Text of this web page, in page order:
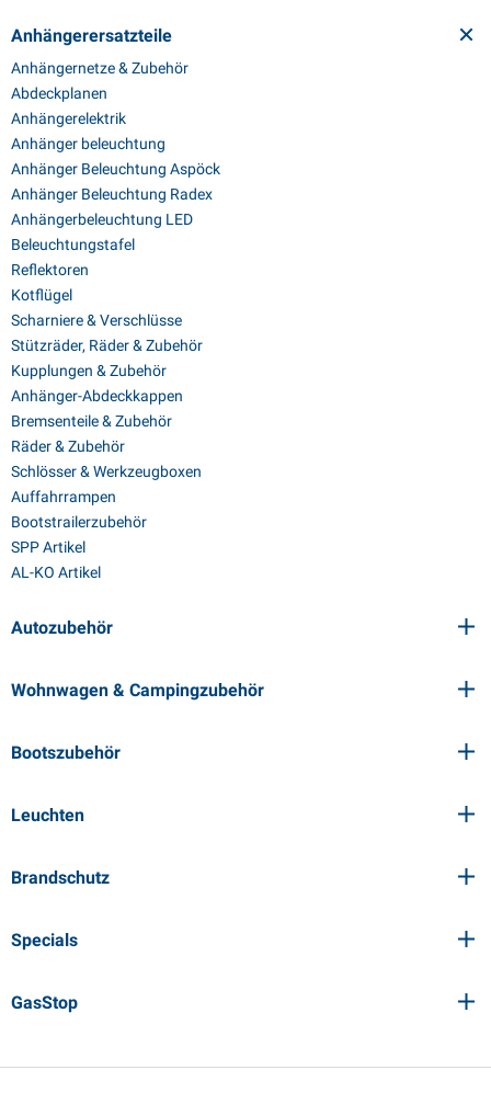
Anhängerersatzteile
Anhängernetze & Zubehör
Abdeckplanen
Anhängerelektrik
Anhänger beleuchtung
Anhänger Beleuchtung Aspöck
Anhänger Beleuchtung Radex
Anhängerbeleuchtung LED
Beleuchtungstafel
Reflektoren
Kotflügel
Scharniere & Verschlüsse
Stützräder, Räder & Zubehör
Kupplungen & Zubehör
Anhänger-Abdeckkappen
Bremsenteile & Zubehör
Räder & Zubehör
Schlösser & Werkzeugboxen
Auffahrrampen
Bootstrailerzubehör
SPP Artikel
AL-KO Artikel
Autozubehör
Wohnwagen & Campingzubehör
Bootszubehör
Leuchten
Brandschutz
Specials
GasStop